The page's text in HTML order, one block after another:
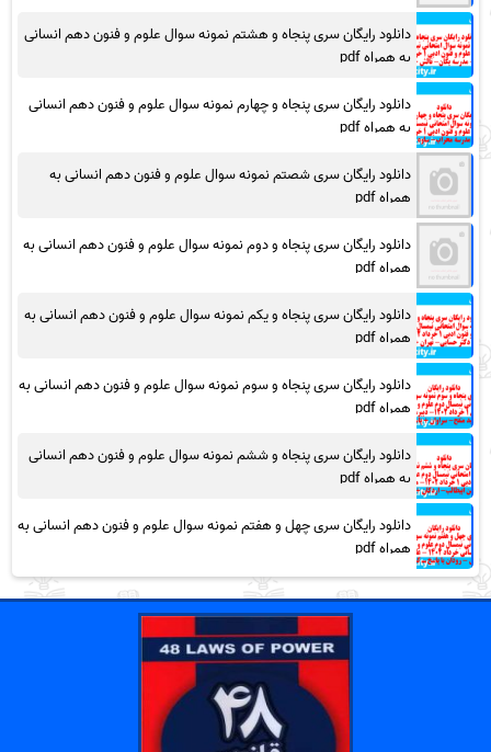
دانلود رایگان سری پنجاه و هشتم نمونه سوال علوم و فنون دهم انسانی
به همراه pdf
دانلود رایگان سری پنجاه و چهارم نمونه سوال علوم و فنون دهم انسانی
به همراه pdf
دانلود رایگان سری شصتم نمونه سوال علوم و فنون دهم انسانی به
همراه pdf
دانلود رایگان سری پنجاه و دوم نمونه سوال علوم و فنون دهم انسانی به
همراه pdf
دانلود رایگان سری پنجاه و یکم نمونه سوال علوم و فنون دهم انسانی به
همراه pdf
دانلود رایگان سری پنجاه و سوم نمونه سوال علوم و فنون دهم انسانی به
همراه pdf
دانلود رایگان سری پنجاه و ششم نمونه سوال علوم و فنون دهم انسانی
به همراه pdf
دانلود رایگان سری چهل و هفتم نمونه سوال علوم و فنون دهم انسانی به
همراه pdf